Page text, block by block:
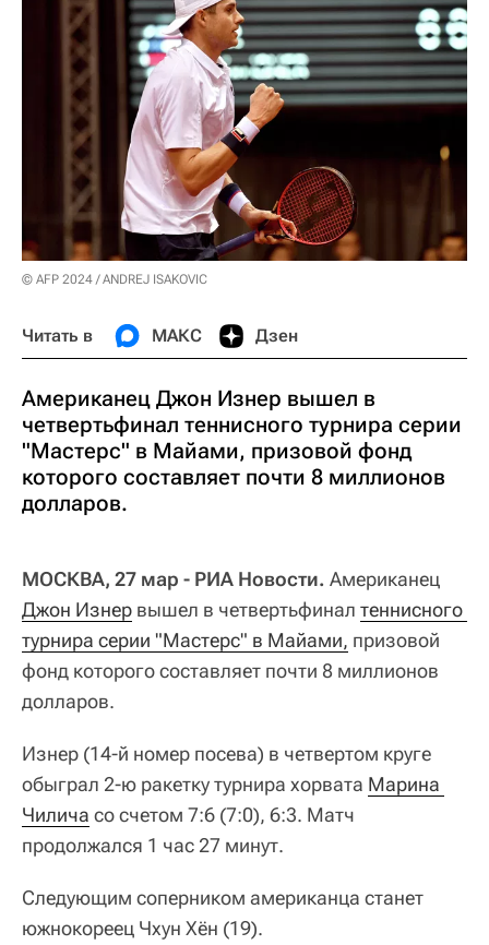
© AFP 2024 / ANDREJ ISAKOVIC
Читать в МАКС Дзен
Американец Джон Изнер вышел в
четвертьфинал теннисного турнира серии
"Мастерс" в Майами, призовой фонд
которого составляет почти 8 миллионов
долларов.
МОСКВА, 27 мар - РИА Новости. Американец
Джон Изнер вышел в четвертьфинал теннисного
турнира серии "Мастерс" в Майами, призовой
фонд которого составляет почти 8 миллионов
долларов.
Изнер (14-й номер посева) в четвертом круге
обыграл 2-ю ракетку турнира хорвата Марина
Чилича со счетом 7:6 (7:0), 6:3. Матч
продолжался 1 час 27 минут.
Следующим соперником американца станет
южнокореец Чхун Хён (19).